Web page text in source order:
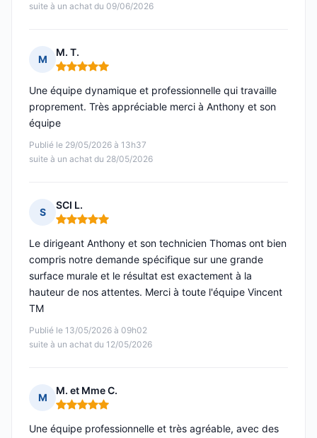
suite à un achat du 09/06/2026
M
M. T.
Note : 5 sur 5
Publié le 29/05/2026 à 13h37
suite à un achat du 28/05/2026
Une équipe dynamique et professionnelle qui travaille
proprement. Très appréciable merci à Anthony et son
équipe
S
SCI L.
Note : 5 sur 5
Publié le 13/05/2026 à 09h02
suite à un achat du 12/05/2026
Le dirigeant Anthony et son technicien Thomas ont bien
compris notre demande spécifique sur une grande
surface murale et le résultat est exactement à la
hauteur de nos attentes. Merci à toute l'équipe Vincent
TM
M
M. et Mme C.
Note : 5 sur 5
Une équipe professionnelle et très agréable, avec des